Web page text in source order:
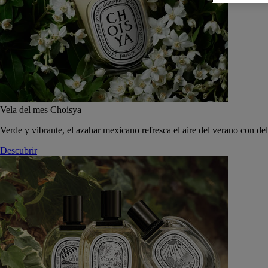
Vela del mes Choisya
Verde y vibrante, el azahar mexicano refresca el aire del verano con
Descubrir